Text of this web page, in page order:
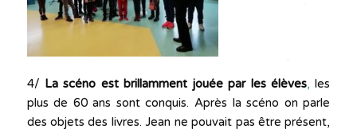
4/ La scéno est brillamment jouée par les élèves, les
plus de 60 ans sont conquis. Après la scéno on parle
des objets des livres. Jean ne pouvait pas être présent,